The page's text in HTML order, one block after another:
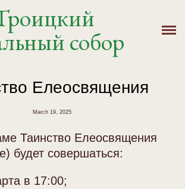
собор
Елеосвящения
March 19, 2025
Таинство Елеосвящения
будет совершаться:
в 17:00;